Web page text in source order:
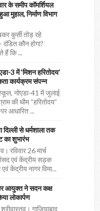
के समीप कॉमर्शियल
मुहाल, निर्माण विभाग
कुर्सी तोड़ रहे
दंडित कौन होगा?
हैं कि ...
3 में ‘मिशन हरितोदय’
कार्यक्रम संपन्न
नोएडा-41 में जुलाई
की थीम “हरितोदय”
आधारित ...
से धर्मशाला तक
का शुभारंभ
रविवार 26 मार्च
एवं केंद्रीय सड़क
एवं केंद्रीय नागर विमा...
आयुक्त ने सदन कक्ष
लोकार्पण
गाजियाबाद